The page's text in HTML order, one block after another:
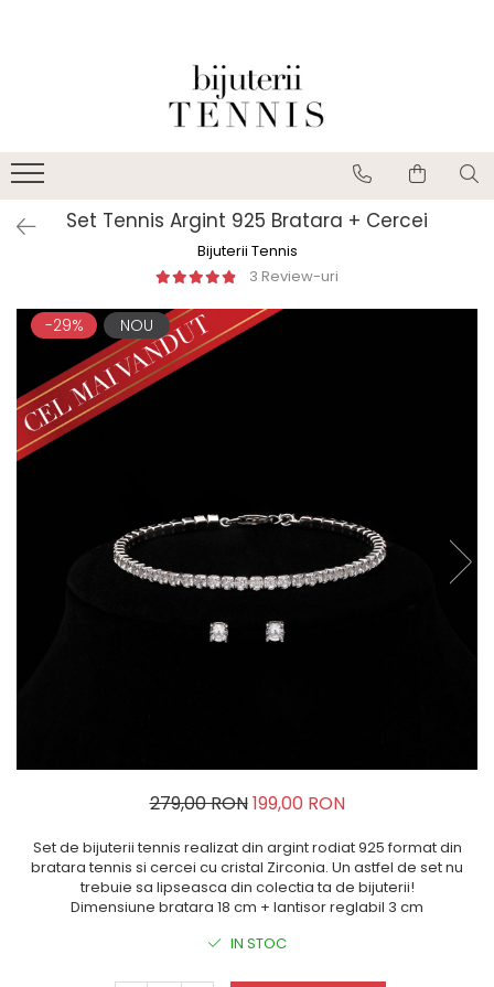
Set Tennis Argint 925 Bratara + Cercei
Bijuterii Tennis
3 Review-uri
-29% NOU
279,00 RON199,00 RON
Set de bijuterii tennis realizat din argint rodiat 925 format din
bratara tennis si cercei cu cristal Zirconia. Un astfel de set nu
trebuie sa lipseasca din colectia ta de bijuterii!
Dimensiune bratara 18 cm + lantisor reglabil 3 cm
IN STOC